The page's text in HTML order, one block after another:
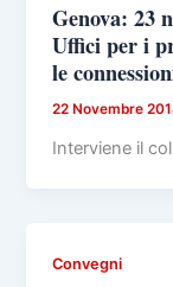
Genova: 23
Uffici per i
le
22 Novembre
Interviene il
Convegni